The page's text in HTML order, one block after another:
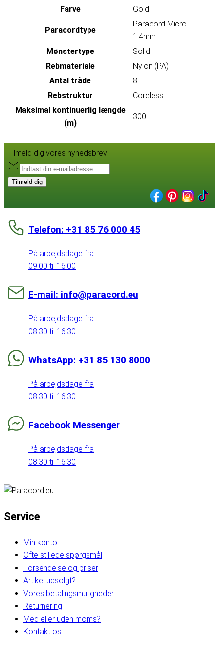
Farve
Gold
Paracordtype
Paracord Micro
1.4mm
Mønstertype
Solid
Rebmateriale
Nylon (PA)
Antal tråde
8
Rebstruktur
Coreless
Maksimal kontinuerlig længde
(m)
300
Tilmeld dig vores nyhedsbrev:
Tilmeld dig
Telefon: +31 85 76 000 45
På arbejdsdage fra
09:00 til 16:00
E-mail: info@paracord.eu
På arbejdsdage fra
08:30 til 16:30
WhatsApp: +31 85 130 8000
På arbejdsdage fra
08:30 til 16:30
Facebook Messenger
På arbejdsdage fra
08:30 til 16:30
Service
Min konto
Ofte stillede spørgsmål
Forsendelse og priser
Artikel udsolgt?
Vores betalingsmuligheder
Returnering
Med eller uden moms?
Kontakt os